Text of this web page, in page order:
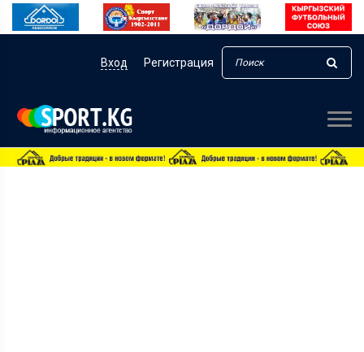
Вход Регистрация